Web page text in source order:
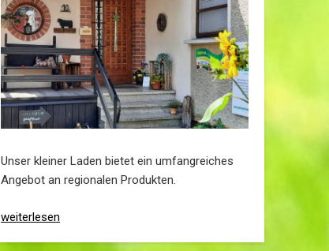
Unser kleiner Laden bietet ein umfangreiches
Angebot an regionalen Produkten.
weiterlesen